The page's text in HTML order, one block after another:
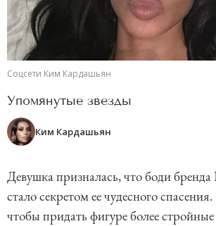
Соцсети Ким Кардашьян
Упомянутые звезды
Ким Кардашьян
Девушка призналась, что боди
стало секретом ее чудесного
чтобы придать фигуре более